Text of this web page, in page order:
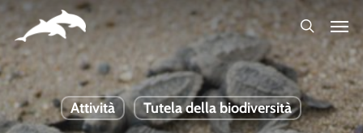
Skip
main
content
Attività Tutela della biodiversità